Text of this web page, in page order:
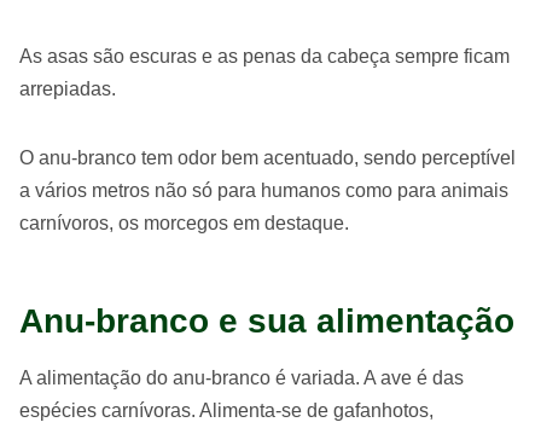
As asas são escuras e as penas da cabeça sempre ficam
arrepiadas.
O anu-branco tem odor bem acentuado, sendo perceptível
a vários metros não só para humanos como para animais
carnívoros, os morcegos em destaque.
Anu-branco e sua alimentação
A alimentação do anu-branco é variada. A ave é das
espécies carnívoras. Alimenta-se de gafanhotos,